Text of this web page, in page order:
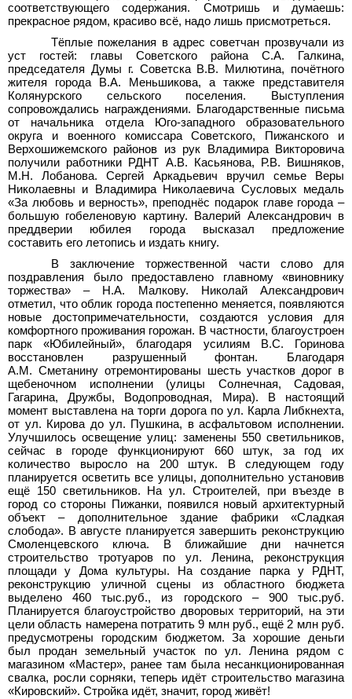
соответствующего содержания. Смотришь и думаешь:
прекрасное рядом, красиво всё, надо лишь присмотреться.
Тёплые пожелания в адрес советчан прозвучали из
уст гостей: главы Советского района С.А.
Галкина,
председателя Думы г. Советска В.В.
Милютина, почётного
жителя города В.А.
Меньшикова, а также представителя
Колянурского сельского поселения. Выступления
сопровождались награждениями. Благодарственные письма
от начальника отдела Юго-западного образовательного
округа и военного комиссара Советского, Пижанского и
Верхошижемского районов из рук Владимира Викторовича
получили работники РДНТ А.В.
Касьянова, Р.В.
Вишняков,
М.Н.
Лобанова. Сергей Аркадьевич вручил семье Веры
Николаевны и Владимира Николаевича Сусловых медаль
«За любовь и верность», преподнёс подарок главе города –
большую гобеленовую картину. Валерий Александрович в
преддверии юбилея города высказал предложение
составить его летопись и издать книгу.
В заключение торжественной части слово для
поздравления было предоставлено главному «виновнику
торжества» – Н.А.
Малкову. Николай Александрович
отметил, что облик города постепенно меняется, появляются
новые достопримечательности, создаются условия для
комфортного проживания горожан. В частности, благоустроен
парк «Юбилейный», благодаря усилиям В.С. Горинова
восстановлен разрушенный фонтан. Благодаря
А.М. Сметанину отремонтированы шесть участков дорог в
щебеночном исполнении (улицы Солнечная, Садовая,
Гагарина, Дружбы, Водопроводная, Мира). В настоящий
момент выставлена на торги дорога по ул. Карла Либкнехта,
от ул. Кирова до ул. Пушкина, в асфальтовом исполнении.
Улучшилось освещение улиц: заменены 550 светильников,
сейчас в городе функционируют 660 штук, за год их
количество выросло на 200 штук. В следующем году
планируется осветить все улицы, дополнительно установив
ещё 150 светильников. На ул. Строителей, при въезде в
город со стороны Пижанки, появился новый архитектурный
объект – дополнительное здание фабрики «Сладкая
слобода». В августе планируется завершить реконструкцию
Смоленцевского ключа. В ближайшие дни начнется
строительство тротуаров по ул. Ленина, реконструкция
площади у Дома культуры. На создание парка у РДНТ,
реконструкцию уличной сцены из областного бюджета
выделено 460 тыс.руб., из городского – 900 тыс.руб.
Планируется благоустройство дворовых территорий, на эти
цели область намерена потратить 9 млн руб., ещё 2 млн руб.
предусмотрены городским бюджетом. За хорошие деньги
был продан земельный участок по ул. Ленина рядом с
магазином «Мастер», ранее там была несанкционированная
свалка, росли сорняки, теперь идёт строительство магазина
«Кировский». Стройка идёт, значит, город живёт!